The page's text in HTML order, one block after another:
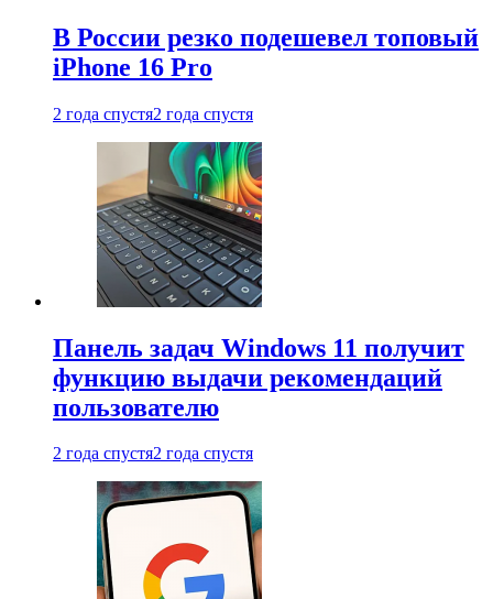
В России резко подешевел топовый
iPhone 16 Pro
2 года спустя2 года спустя
Панель задач Windows 11 получит
функцию выдачи рекомендаций
пользователю
2 года спустя2 года спустя